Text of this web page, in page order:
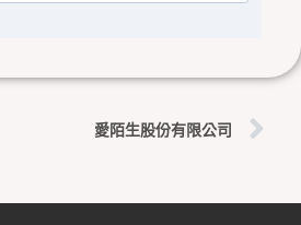
愛陌生股份有限公司